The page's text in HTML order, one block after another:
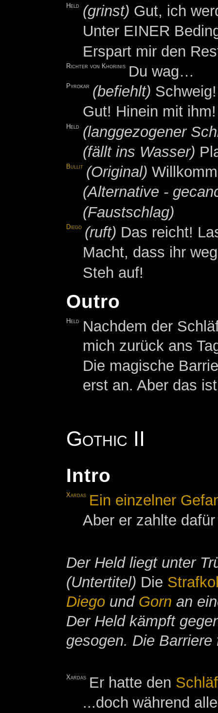
Held (grinst) Gut, ich
Unter EINER
Erspart mir den
Richter von Khorinis Du wag…
Pyrokar (befiehlt) Schweig!
Gut! Hinein mit ihm!
Held
(langgezogener
(fällt ins Wasser)
Bullit (Original)
(Alternative -
(Faustschlag)
Diego (ruft) Das reicht!
Macht, dass ihr
Steh auf!
Outro
Held
Nachdem der
mich zurück ans
Die magische
erst an. Aber das
Gothic II
Intro
Xardas Ein einzelner
Aber er zahlte
Der Held liegt unter
(Untertitel) Die
Diegound Gorn an
Der Held kämpft
gesogen. Die
Xardas Er hatte den
...doch während